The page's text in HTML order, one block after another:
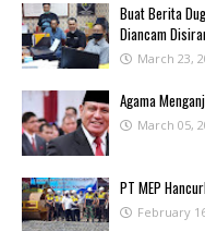
Buat Berita
Diancam
March 23,
Agama
March 05,
PT MEP
February